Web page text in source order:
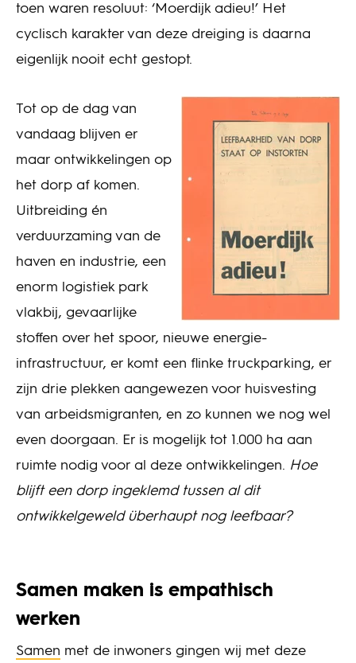
toen waren resoluut: ‘Moerdijk adieu!’ Het
cyclisch karakter van deze dreiging is daarna
eigenlijk nooit echt gestopt.
Tot op de dag van
vandaag blijven er
maar ontwikkelingen op
het dorp af komen.
Uitbreiding én
verduurzaming van de
haven en industrie, een
enorm logistiek park
vlakbij, gevaarlijke
stoffen over het spoor, nieuwe energie-
infrastructuur, er komt een flinke truckparking, er
zijn drie plekken aangewezen voor huisvesting
van arbeidsmigranten, en zo kunnen we nog wel
even doorgaan. Er is mogelijk tot 1.000 ha aan
ruimte nodig voor al deze ontwikkelingen. Hoe
blijft een dorp ingeklemd tussen al dit
ontwikkelgeweld überhaupt nog leefbaar?
Samen maken is empathisch
werken
Samen met de inwoners gingen wij met deze